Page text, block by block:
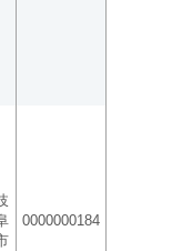
0000000184